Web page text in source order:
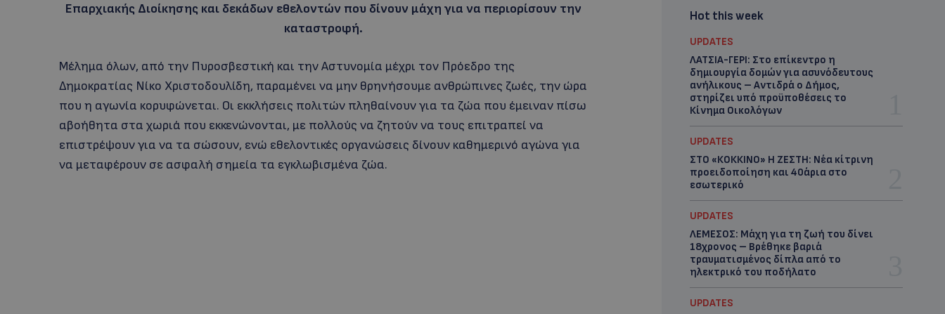
Επαρχιακής Διοίκησης και δεκάδων εθελοντών που δίνουν μάχη για να περιορίσουν την
καταστροφή.
Μέλημα όλων, από την Πυροσβεστική και την Αστυνομία μέχρι τον Πρόεδρο της
Δημοκρατίας Νίκο Χριστοδουλίδη, παραμένει να μην θρηνήσουμε ανθρώπινες ζωές, την ώρα
που η αγωνία κορυφώνεται. Οι εκκλήσεις πολιτών πληθαίνουν για τα ζώα που έμειναν πίσω
αβοήθητα στα χωριά που εκκενώνονται, με πολλούς να ζητούν να τους επιτραπεί να
επιστρέψουν για να τα σώσουν, ενώ εθελοντικές οργανώσεις δίνουν καθημερινό αγώνα για
να μεταφέρουν σε ασφαλή σημεία τα εγκλωβισμένα ζώα.
Hot this week
UPDATES
ΛΑΤΣΙΑ-ΓΕΡΙ: Στο επίκεντρο η
δημιουργία δομών για ασυνόδευτους
ανήλικους – Αντιδρά ο Δήμος,
στηρίζει υπό προϋποθέσεις το
Κίνημα Οικολόγων
UPDATES
ΣΤΟ «ΚΟΚΚΙΝΟ» Η ΖΕΣΤΗ: Νέα κίτρινη
προειδοποίηση και 40άρια στο
εσωτερικό
UPDATES
ΛΕΜΕΣΟΣ: Μάχη για τη ζωή του δίνει
18χρονος – Βρέθηκε βαριά
τραυματισμένος δίπλα από το
ηλεκτρικό του ποδήλατο
UPDATES